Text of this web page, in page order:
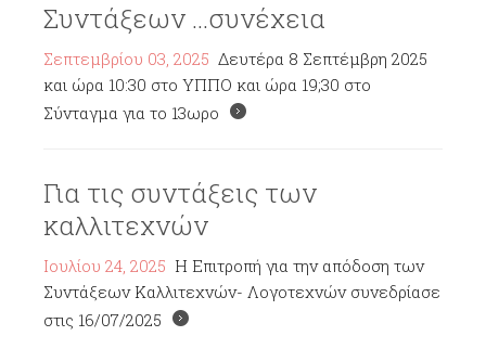
Συντάξεων ...συνέχεια
Σεπτεμβρίου 03, 2025 Δευτέρα 8 Σεπτέμβρη 2025
και ώρα 10:30 στο ΥΠΠΟ και ώρα 19;30 στο
Σύνταγμα για το 13ωρο
Για τις συντάξεις των
καλλιτεχνών
Ιουλίου 24, 2025 Η Επιτροπή για την απόδοση των
Συντάξεων Καλλιτεχνών- Λογοτεχνών συνεδρίασε
στις 16/07/2025